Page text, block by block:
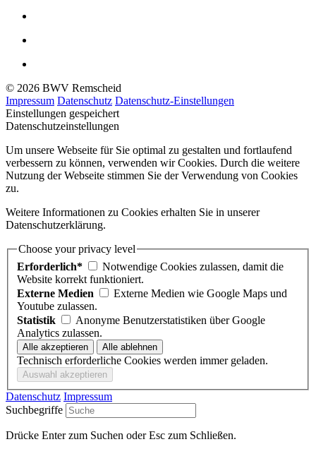
© 2026 BWV Remscheid
Impressum Datenschutz Datenschutz-Einstellungen
Einstellungen gespeichert
Datenschutzeinstellungen
Um unsere Webseite für Sie optimal zu gestalten und fortlaufend
verbessern zu können, verwenden wir Cookies. Durch die weitere
Nutzung der Webseite stimmen Sie der Verwendung von Cookies
zu.
Weitere Informationen zu Cookies erhalten Sie in unserer
Datenschutzerklärung.
Choose your privacy level
Erforderlich*
Notwendige Cookies zulassen, damit die
Website korrekt funktioniert.
Externe Medien
Externe Medien wie Google Maps und
Youtube zulassen.
Statistik
Anonyme Benutzerstatistiken über Google
Analytics zulassen.
Technisch erforderliche Cookies werden immer geladen.
Datenschutz Impressum
Suchbegriffe
Drücke Enter zum Suchen oder Esc zum Schließen.